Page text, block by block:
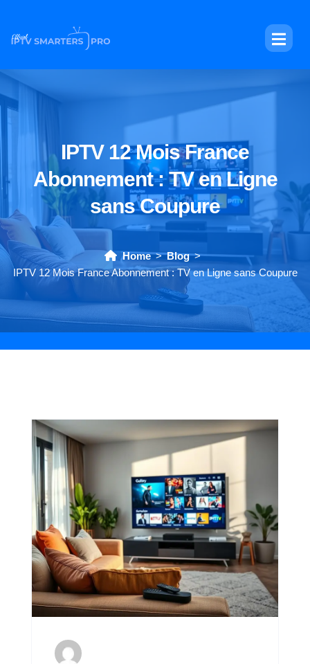
IPTV 12 Mois France
Abonnement : TV en Ligne
sans Coupure
Home
Blog
IPTV 12 Mois France Abonnement : TV en Ligne sans Coupure